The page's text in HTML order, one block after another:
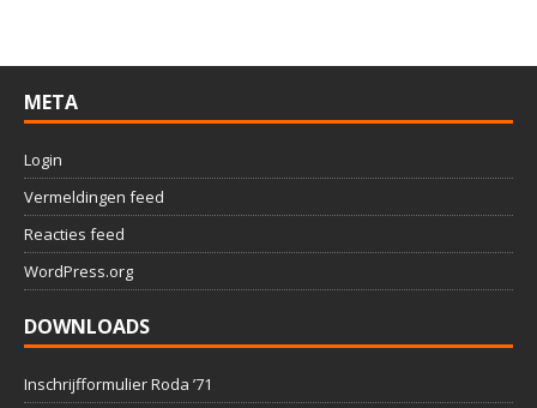
META
Login
Vermeldingen feed
Reacties feed
WordPress.org
DOWNLOADS
Inschrijfformulier Roda ’71